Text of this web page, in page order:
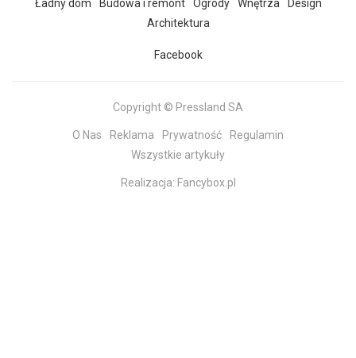
Ładny dom Budowa i remont Ogrody Wnętrza
Design
Architektura
Facebook
Copyright © Pressland SA
O Nas Reklama Prywatność
Regulamin
Wszystkie artykuły
Realizacja: Fancybox.pl